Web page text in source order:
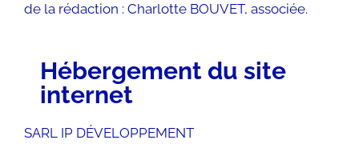
de la rédaction : Charlotte BOUVET, associée.
Hébergement du site
internet
SARL IP DÉVELOPPEMENT